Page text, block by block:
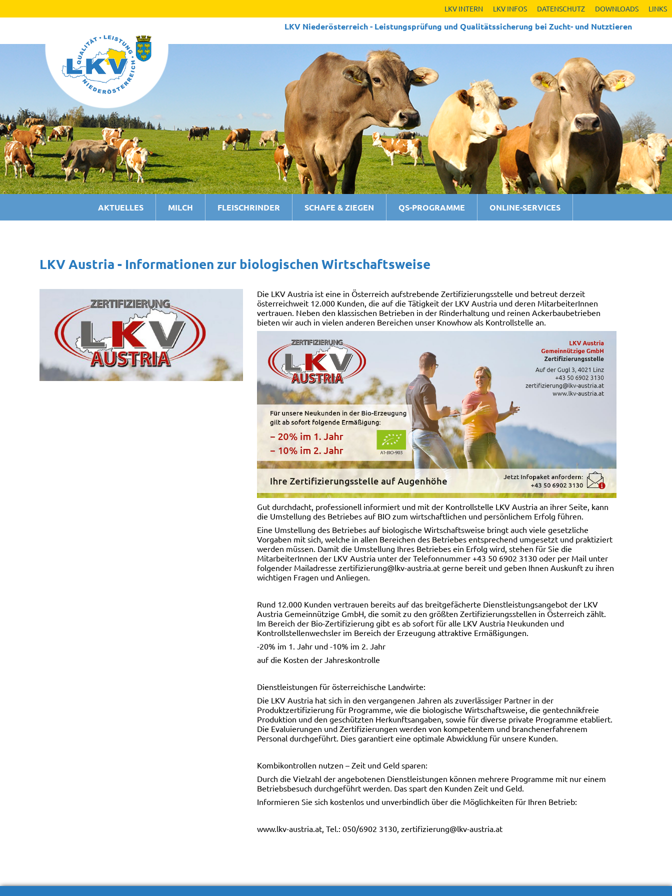
LKV INTERN LKV INFOS DATENSCHUTZ DOWNLOADS LINKS
LKV Niederösterreich - Leistungs­prüfung und Qualitäts­sicherung bei Zucht- und Nutztieren
AKTUELLES MILCH FLEISCHRINDER SCHAFE & ZIEGEN QS-PROGRAMME ONLINE-SERVICES
LKV Austria - Informationen zur biologischen Wirtschaftsweise
Die LKV Austria ist eine in Österreich aufstrebende Zertifizierungsstelle und betreut derzeit
österreichweit 12.000 Kunden, die auf die Tätigkeit der LKV Austria und deren MitarbeiterInnen
vertrauen. Neben den klassischen Betrieben in der Rinderhaltung und reinen Ackerbaubetrieben
bieten wir auch in vielen anderen Bereichen unser Knowhow als Kontrollstelle an.
Gut durchdacht, professionell informiert und mit der Kontrollstelle LKV Austria an ihrer Seite, kann
die Umstellung des Betriebes auf BIO zum wirtschaftlichen und persönlichem Erfolg führen.
Eine Umstellung des Betriebes auf biologische Wirtschaftsweise bringt auch viele gesetzliche
Vorgaben mit sich, welche in allen Bereichen des Betriebes entsprechend umgesetzt und praktiziert
werden müssen. Damit die Umstellung Ihres Betriebes ein Erfolg wird, stehen für Sie die
MitarbeiterInnen der LKV Austria unter der Telefonnummer +43 50 6902 3130 oder per Mail unter
folgender Mailadresse zertifizierung@lkv-austria.at gerne bereit und geben Ihnen Auskunft zu ihren
wichtigen Fragen und Anliegen.
Rund 12.000 Kunden vertrauen bereits auf das breitgefächerte Dienstleistungsangebot der LKV
Austria Gemeinnützige GmbH, die somit zu den größten Zertifizierungsstellen in Österreich zählt.
Im Bereich der Bio-Zertifizierung gibt es ab sofort für alle LKV Austria Neukunden und
Kontrollstellenwechsler im Bereich der Erzeugung attraktive Ermäßigungen.
-20% im 1. Jahr und -10% im 2. Jahr
auf die Kosten der Jahreskontrolle
Dienstleistungen für österreichische Landwirte:
Die LKV Austria hat sich in den vergangenen Jahren als zuverlässiger Partner in der
Produktzertifizierung für Programme, wie die biologische Wirtschaftsweise, die gentechnikfreie
Produktion und den geschützten Herkunftsangaben, sowie für diverse private Programme etabliert.
Die Evaluierungen und Zertifizierungen werden von kompetentem und branchenerfahrenem
Personal durchgeführt. Dies garantiert eine optimale Abwicklung für unsere Kunden.
Kombikontrollen nutzen – Zeit und Geld sparen:
Durch die Vielzahl der angebotenen Dienstleistungen können mehrere Programme mit nur einem
Betriebsbesuch durchgeführt werden. Das spart den Kunden Zeit und Geld.
Informieren Sie sich kostenlos und unverbindlich über die Möglichkeiten für Ihren Betrieb:
www.lkv-austria.at, Tel.: 050/6902 3130, zertifizierung@lkv-austria.at